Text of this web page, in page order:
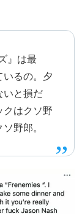
』は最
るの。夕
いと損だ
クはクソ野
野郎。